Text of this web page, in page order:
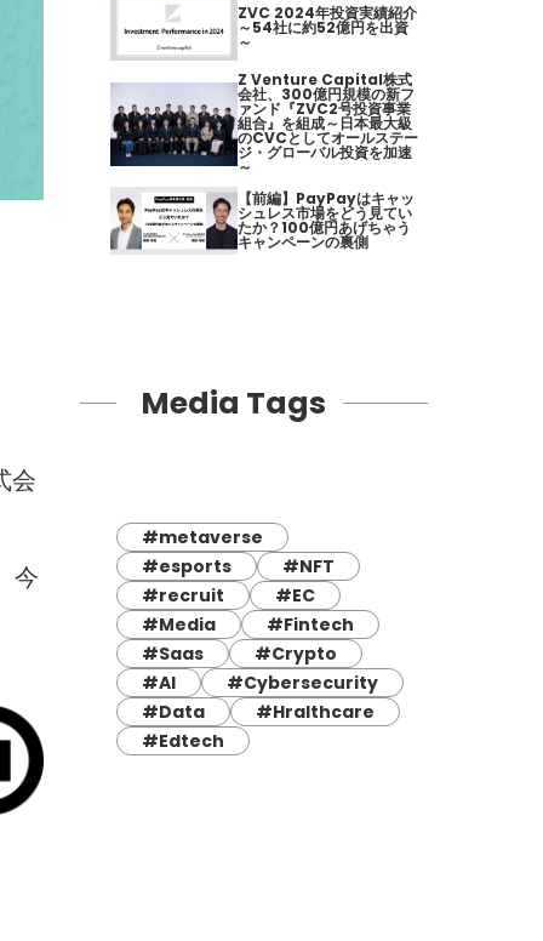
会
今
ZVC 2024年投資実績紹介
～54社に約52億円を出資
～
Z Venture Capital株式
会社、300億円規模の新フ
ァンド『ZVC2号投資事業
組合』を組成～日本最大級
のCVCとしてオールステー
ジ・グローバル投資を加速
～
【前編】PayPayはキャッ
シュレス市場をどう見てい
たか？100億円あげちゃう
キャンペーンの裏側
Media Tags
#metaverse
#esports
#NFT
#recruit
#EC
#Media
#Fintech
#Saas
#Crypto
#AI
#Cybersecurity
#Data
#Hralthcare
#Edtech